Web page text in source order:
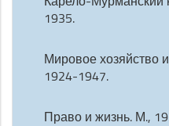
1935.
Мировое хозяйство
1924-1947.
Право и жизнь. М.,